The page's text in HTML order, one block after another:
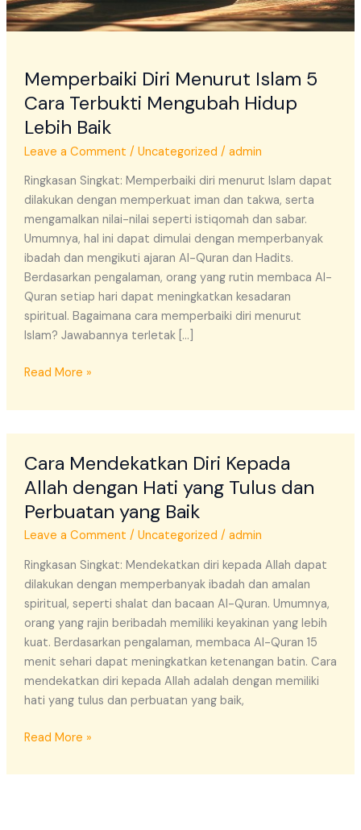
Memperbaiki Diri Menurut Islam 5
Cara Terbukti Mengubah Hidup
Lebih Baik
Leave a Comment / Uncategorized / admin
Ringkasan Singkat: Memperbaiki diri menurut Islam dapat
dilakukan dengan memperkuat iman dan takwa, serta
mengamalkan nilai-nilai seperti istiqomah dan sabar.
Umumnya, hal ini dapat dimulai dengan memperbanyak
ibadah dan mengikuti ajaran Al-Quran dan Hadits.
Berdasarkan pengalaman, orang yang rutin membaca Al-
Quran setiap hari dapat meningkatkan kesadaran
spiritual. Bagaimana cara memperbaiki diri menurut
Islam? Jawabannya terletak […]
Lebih
Read More »
Cara Mendekatkan Diri Kepada
Allah dengan Hati yang Tulus dan
Perbuatan yang Baik
Leave a Comment / Uncategorized / admin
Ringkasan Singkat: Mendekatkan diri kepada Allah dapat
dilakukan dengan memperbanyak ibadah dan amalan
spiritual, seperti shalat dan bacaan Al-Quran. Umumnya,
orang yang rajin beribadah memiliki keyakinan yang lebih
kuat. Berdasarkan pengalaman, membaca Al-Quran 15
menit sehari dapat meningkatkan ketenangan batin. Cara
mendekatkan diri kepada Allah adalah dengan memiliki
hati yang tulus dan perbuatan yang baik,
Mendekatkan
Diri
Allah
dengan
Hati
yang
Tulus
Perbuatan
Read More »